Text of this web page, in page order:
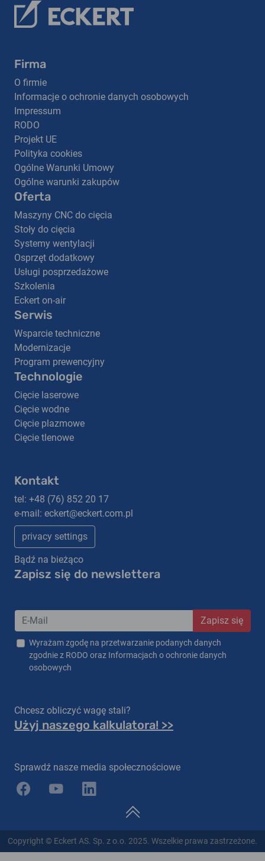
Firma
O firmie
Informacje o ochronie danych osobowych
Impressum
RODO
Projekt UE
Polityka cookies
Ogólne Warunki Umowy
Ogólne warunki zakupów
Oferta
Maszyny CNC do cięcia
Stoły do cięcia
Systemy wentylacji
Osprzęt dodatkowy
Usługi posprzedażowe
Szkolenia
Eckert on-air
Serwis
Wsparcie techniczne
Modernizacje
Program prewencyjny
Technologie
Cięcie laserowe
Cięcie wodne
Cięcie plazmowe
Cięcie tlenowe
Kontakt
tel: +48 (76) 852 20 17
e-mail: eckert@eckert.com.pl
privacy settings
Bądź na bieżąco
Zapisz się do newslettera
Zapisz się
Wyrażam zgodę na przetwarzanie podanych danych
zgodnie z RODO oraz Informacjach o ochronie danych
osobowych
Chcesz obliczyć wagę stali?
Użyj naszego kalkulatora! >>
Sprawdź nasze media społecznościowe
Copyright © Eckert AS. Sp. z o.o. 2025. Wszelkie prawa zastrzeżone.